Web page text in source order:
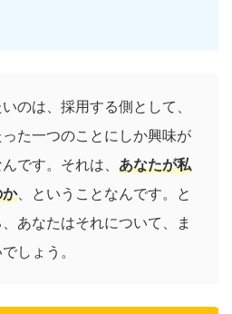
のは、採用する側として、
た一つのことにしか興味が
です。それは、 あなたが私
、ということなんです。と
あなたはそれについて、ま
しょう。